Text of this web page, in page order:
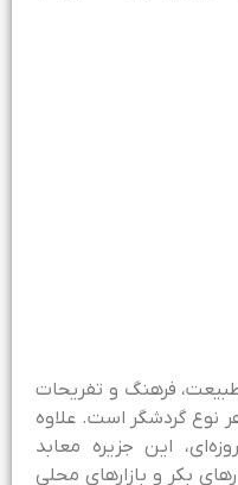
فرهنگ و تفریحات
گردشگر است. علاوه
این جزیره معابد
و بازارهای محلی